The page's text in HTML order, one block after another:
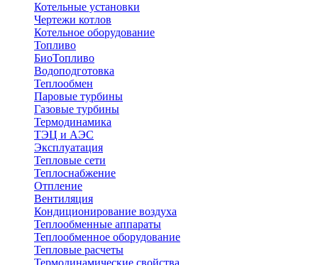
Котельные установки
Чертежи котлов
Котельное оборудование
Топливо
БиоТопливо
Водоподготовка
Теплообмен
Паровые турбины
Газовые турбины
Термодинамика
ТЭЦ и АЭС
Эксплуатация
Тепловые сети
Теплоснабжение
Отпление
Вентиляция
Кондиционирование воздуха
Теплообменные аппараты
Теплообменное оборудование
Тепловые расчеты